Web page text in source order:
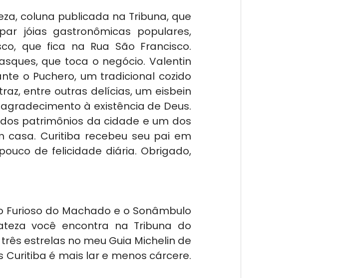
coluna publicada na Tribuna, que
jóias gastronômicas populares,
que fica na Rua São Francisco.
que toca o negócio. Valentin
o Puchero, um tradicional cozido
entre outras delícias, um eisbein
à existência de Deus.
patrimônios da cidade e um dos
casa. Curitiba recebeu seu pai em
de felicidade diária. Obrigado,
do Machado e o Sonâmbulo
você encontra na Tribuna do
estrelas no meu Guia Michelin de
Curitiba é mais lar e menos cárcere.